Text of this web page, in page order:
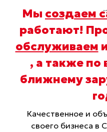
Мы создаем
работают!
обслуживаем
, а также по
ближнему
Качественное и
своего бизнеса в